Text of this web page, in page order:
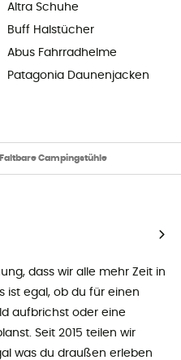
Altra Schuhe
Buff Halstücher
Abus Fahrradhelme
Patagonia Daunenjacken
Faltbare Campingstühle
dass wir alle mehr Zeit in
ist egal, ob du für einen
aufbrichst oder eine
Seit 2015 teilen wir
was du draußen erleben